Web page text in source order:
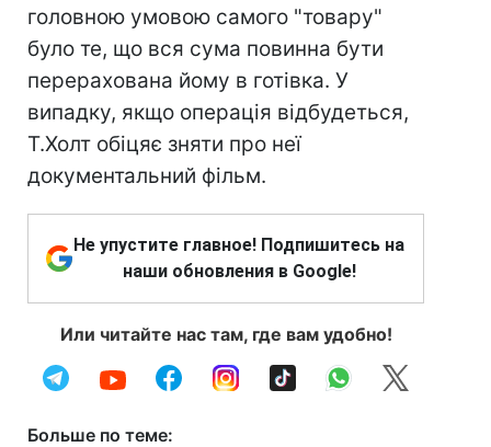
головною умовою самого "товару"
було те, що вся сума повинна бути
перерахована йому в готівка. У
випадку, якщо операція відбудеться,
Т.Холт обіцяє зняти про неї
документальний фільм.
Не упустите главное! Подпишитесь на
наши обновления в Google!
Или читайте нас там, где вам удобно!
Больше по теме: